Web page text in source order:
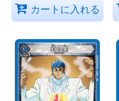
カートに入れる